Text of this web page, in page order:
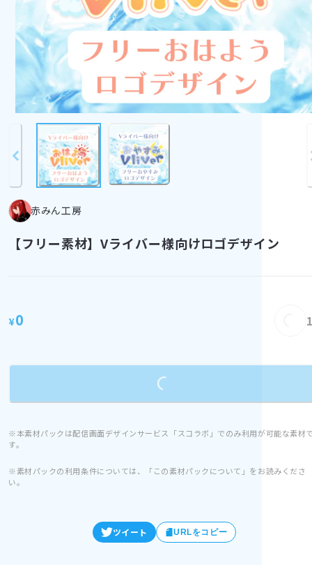
赤みん工房
【フリー素材】Vライバー様向けロゴデザイン
¥0
Loading...
※本素材パックは配信画面デザインサービス「スコラボ」でのみ利用が可能な素材
す。
※素材パックの利用条件については、「この素材パックについて」をお読みくださ
い。
ツイート URLをコピー